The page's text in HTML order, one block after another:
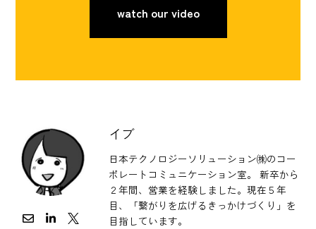
watch our video
イブ
日本テクノロジーソリューション㈱のコー
ポレートコミュニケーション室。 新卒から
２年間、営業を経験しました。現在５年
目、「繋がりを広げるきっかけづくり」を
目指しています。